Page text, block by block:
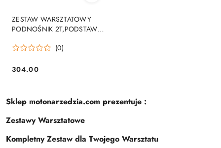
ZESTAW WARSZTATOWY
PODNOŚNIK 2T,PODSTAWY
(0)
Cena:
304.00
Sklep motonarzedzia.com prezentuje :
Zestawy Warsztatowe
Kompletny Zestaw dla Twojego Warsztatu